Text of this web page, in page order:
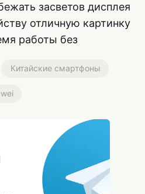
засветов дисплея
отличную картинку
работы без
Китайские смартфоны